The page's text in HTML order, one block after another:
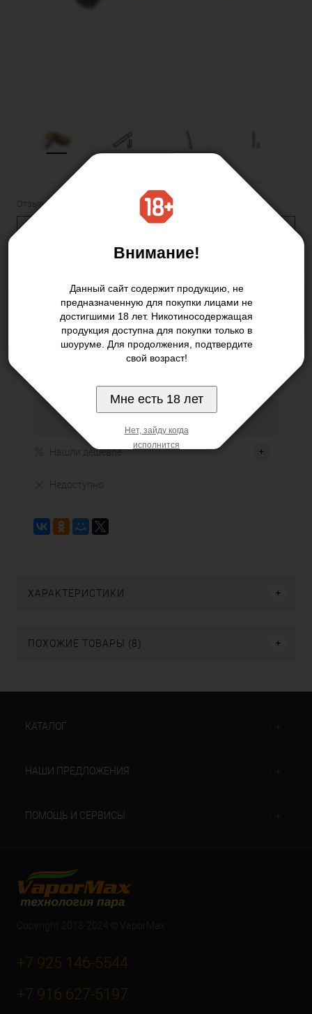
Отзывов: 0 Добавить отзыв
1 000 руб./ шт
Купить в 1 клик
Нашли дешевле
Недоступно
ХАРАКТЕРИСТИКИ
ПОХОЖИЕ ТОВАРЫ (8)
КАТАЛОГ
НАШИ ПРЕДЛОЖЕНИЯ
ПОМОЩЬ И СЕРВИСЫ
+7 925 146-5544
+7 916 627-5197
Внимание!
Данный сайт содержит продукцию, не
предназначенную для покупки лицами не
достигшими 18 лет. Никотиносодержащая
продукция доступна для покупки только в
шоуруме. Для продолжения, подтвердите
свой возраст!
Мне есть 18 лет
Нет, зайду когда
исполнится